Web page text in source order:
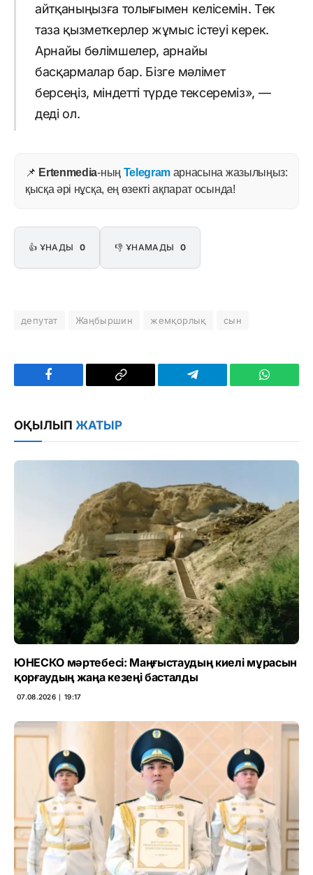
айтқаныңызға толығымен келісемін. Тек
таза қызметкерлер жұмыс істеуі керек.
Арнайы бөлімшелер, арнайы
басқармалар бар. Бізге мәлімет
берсеңіз, міндетті түрде тексереміз», —
деді ол.
📌 Ertenmedia-ның Telegram арнасына жазылыңыз:
қысқа әрі нұсқа, ең өзекті ақпарат осында!
👍 ҰНАДЫ 0 👎 ҰНАМАДЫ 0
депутат Жаңбыршин жемқорлық сын
Facebook
Copy
Telegram
ОҚЫЛЫП ЖАТЫР
ЮНЕСКО мәртебесі: Маңғыстаудың киелі мұрасын
қорғаудың жаңа кезеңі басталды
07.08.2026 ∣ 19:17